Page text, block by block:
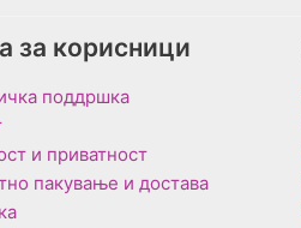
за корисници
поддршка
и приватност
пакување и достава